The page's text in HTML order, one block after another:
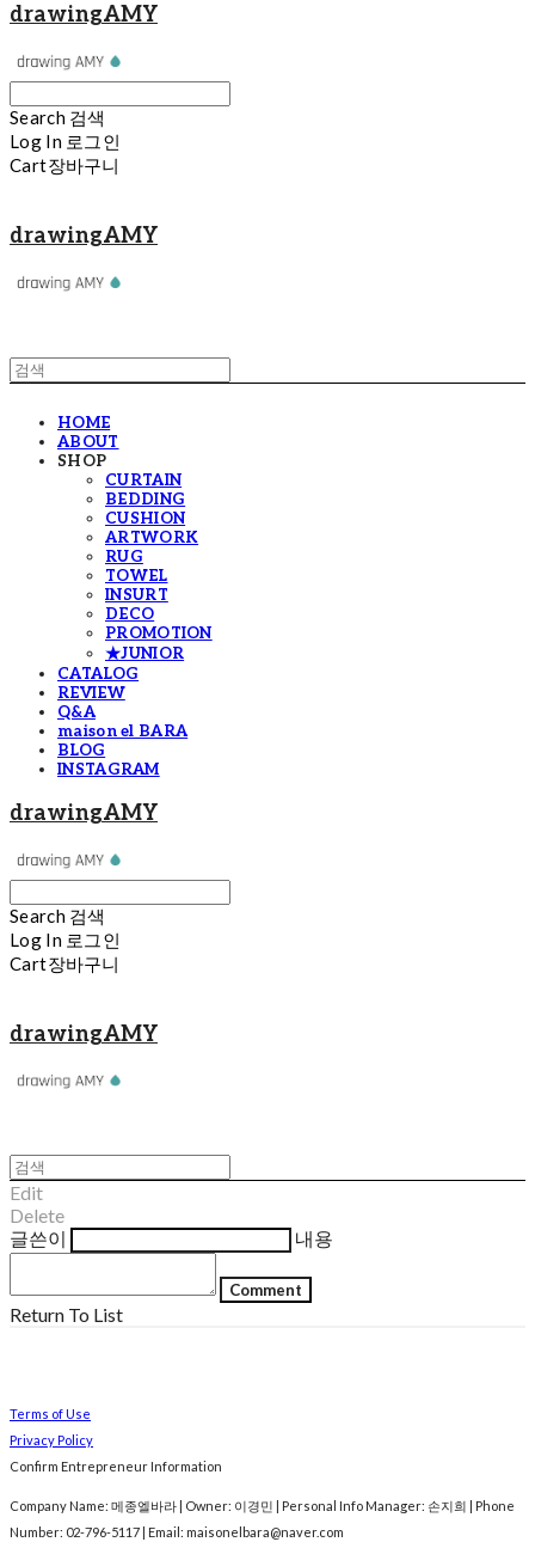
drawingAMY
Search 검색
Log In 로그인
Cart장바구니
drawingAMY
HOME
ABOUT
SHOP
CURTAIN
BEDDING
CUSHION
ARTWORK
RUG
TOWEL
INSURT
DECO
PROMOTION
★JUNIOR
CATALOG
REVIEW
Q&A
maison el BARA
BLOG
INSTAGRAM
drawingAMY
Search 검색
Log In 로그인
Cart장바구니
drawingAMY
Edit
Delete
글쓴이
내용
Comment
Return To List
Terms of Use
Privacy Policy
Confirm Entrepreneur Information
Company Name: 메종엘바라 | Owner: 이경민 | Personal Info Manager: 손지희 | Phone
Number: 02-796-5117 | Email: maisonelbara@naver.com